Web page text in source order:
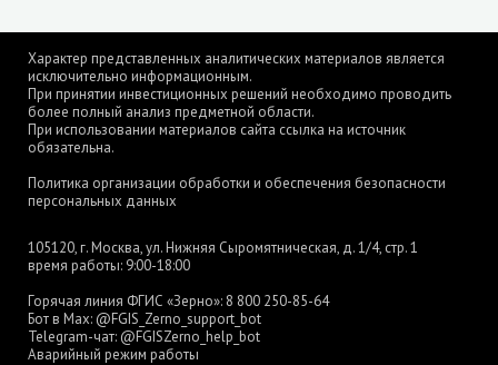
Характер представленных аналитических материалов является
исключительно информационным.
При принятии инвестиционных решений необходимо проводить
более полный анализ предметной области.
При использовании материалов сайта ссылка на источник
обязательна.
Политика организации обработки и обеспечения безопасности
персональных данных
105120, г. Москва, ул. Нижняя Сыромятническая, д. 1/4, стр. 1
время работы: 9:00-18:00
Горячая линия ФГИС «Зерно»: 8 800 250-85-64
Бот в Max: @FGIS_Zerno_support_bot
Telegram-чат: @FGISZerno_help_bot
Аварийный режим работы